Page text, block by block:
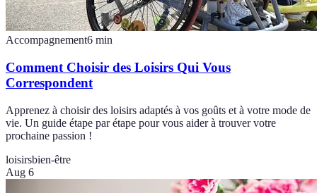
Accompagnement6 min
Comment Choisir des Loisirs Qui Vous
Correspondent
Apprenez à choisir des loisirs adaptés à vos goûts et à votre mode de
vie. Un guide étape par étape pour vous aider à trouver votre
prochaine passion !
loisirsbien-être
Aug 6